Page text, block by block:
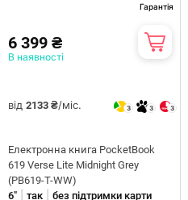
Гарантія
6 399 ₴
В наявності
від 2133 ₴/міс. 3 3 3
Електронна книга PocketBook
619 Verse Lite Midnight Grey
(PB619-T-WW)
6"
так без підтримки карти